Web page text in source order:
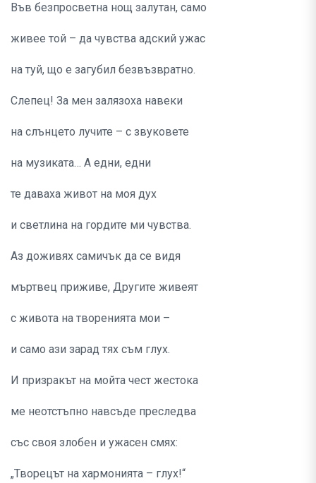
Във безпросветна нощ залутан, само
живее той – да чувства адский ужас
на туй, що е загубил безвъзвратно.
Слепец! За мен залязоха навеки
на слънцето лучите – с звуковете
на музиката… А едни, едни
те даваха живот на моя дух
и светлина на гордите ми чувства.
Аз доживях самичък да се видя
мъртвец приживе, Другите живеят
с живота на творенията мои –
и само ази зарад тях съм глух.
И призракът на мойта чест жестока
ме неотстъпно навсъде преследва
със своя злобен и ужасен смях:
„Творецът на хармонията – глух!“